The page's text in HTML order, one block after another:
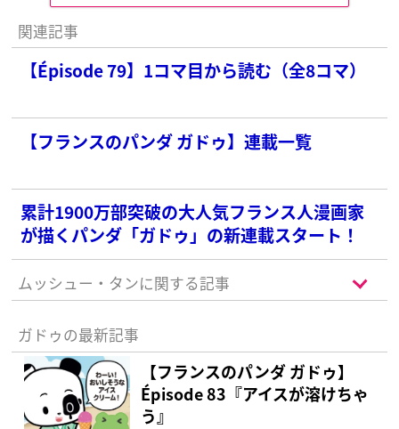
関連記事
【Épisode 79】1コマ目から読む（全8コマ）
【フランスのパンダ ガドゥ】連載一覧
累計1900万部突破の大人気フランス人漫画家
が描くパンダ「ガドゥ」の新連載スタート！
ムッシュー・タンに関する記事
ガドゥの最新記事
【フランスのパンダ ガドゥ】
Épisode 83『アイスが溶けちゃ
う』